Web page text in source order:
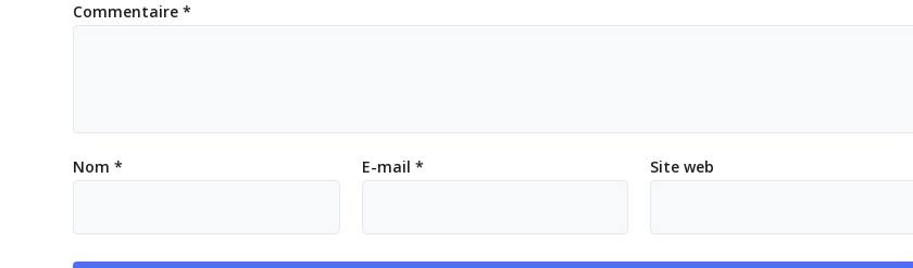
Commentaire *
Nom * E-mail * Site web